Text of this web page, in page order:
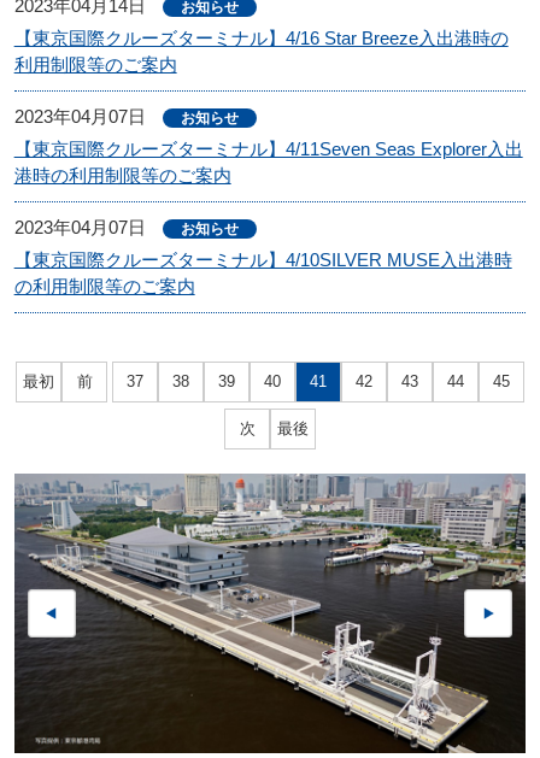
2023年04月14日 お知らせ
【東京国際クルーズターミナル】4/16 Star Breeze入出港時の
利用制限等のご案内
2023年04月07日 お知らせ
【東京国際クルーズターミナル】4/11Seven Seas Explorer入出
港時の利用制限等のご案内
2023年04月07日 お知らせ
【東京国際クルーズターミナル】4/10SILVER MUSE入出港時
の利用制限等のご案内
最初 前 37 38 39 40 41 42 43 44 45
次 最後